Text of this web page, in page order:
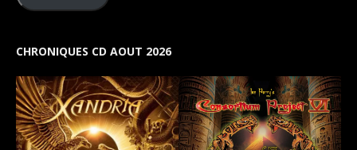
CHRONIQUES CD AOUT 2026